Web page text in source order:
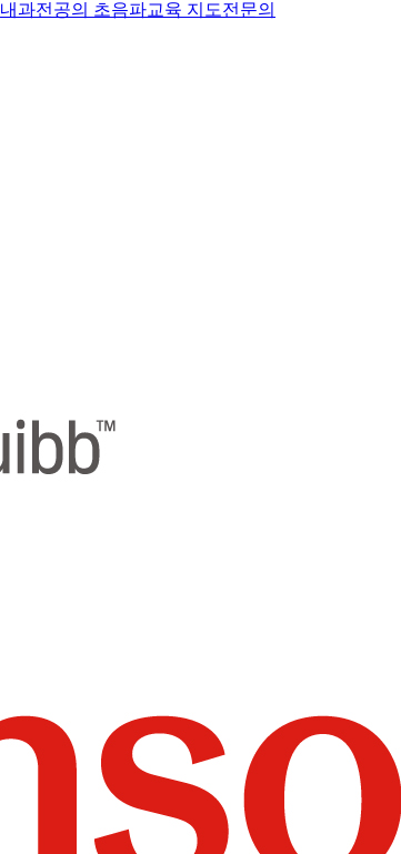
내과전공의 초음파교육 지도전문의